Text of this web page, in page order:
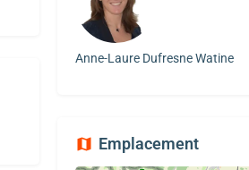
Anne-Laure Dufresne Watine
Emplacement